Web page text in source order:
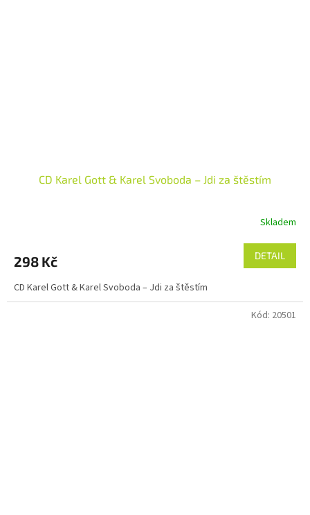
CD Karel Gott & Karel Svoboda – Jdi za štěstím
Skladem
298 Kč DETAIL
CD Karel Gott & Karel Svoboda – Jdi za štěstím
Kód: 20501